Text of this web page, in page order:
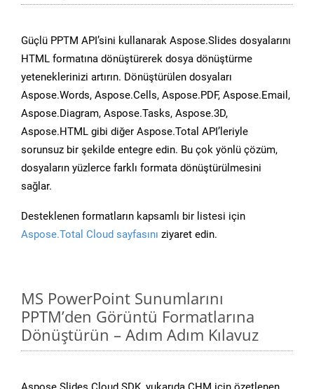
Güçlü PPTM API’sini kullanarak Aspose.Slides dosyalarını
HTML formatına dönüştürerek dosya dönüştürme
yeteneklerinizi artırın. Dönüştürülen dosyaları
Aspose.Words, Aspose.Cells, Aspose.PDF, Aspose.Email,
Aspose.Diagram, Aspose.Tasks, Aspose.3D,
Aspose.HTML gibi diğer Aspose.Total API’leriyle
sorunsuz bir şekilde entegre edin. Bu çok yönlü çözüm,
dosyaların yüzlerce farklı formata dönüştürülmesini
sağlar.
Desteklenen formatların kapsamlı bir listesi için
Aspose.Total Cloud sayfasını ziyaret edin.
MS PowerPoint Sunumlarını
PPTM’den Görüntü Formatlarına
Dönüştürün – Adım Adım Kılavuz